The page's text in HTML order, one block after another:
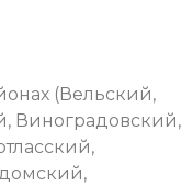
(Вельский,
Виноградовский,